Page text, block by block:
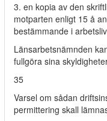
3. en kopia av den
motparten enligt 15 å
bestämmande i
Länsarbetsnämnden
fullgöra sina
35
Varsel om sådan
permittering skall